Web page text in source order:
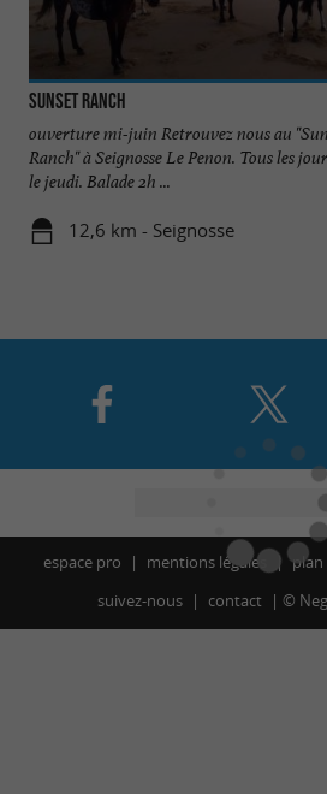
Sunset Ranch
ouverture mi-juin Retrouvez nous au
Ranch" à Seignosse Le Penon. Tous les
le jeudi. Balade 2h ...
12,6 km - Seignosse
espace pro mentions légales plan
suivez-nous
contact ©